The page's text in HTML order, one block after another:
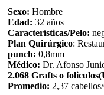
Sexo: Hombre
Edad: 32 años
Características/Pelo:
Plan Quirúrgico:
punch: 0,8mm
Médico: Dr. Afonso
2.068 Grafts o
Promedio: 2,37